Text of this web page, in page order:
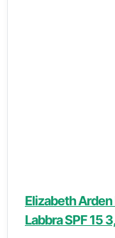
Elizabeth
Labbra SPF 15